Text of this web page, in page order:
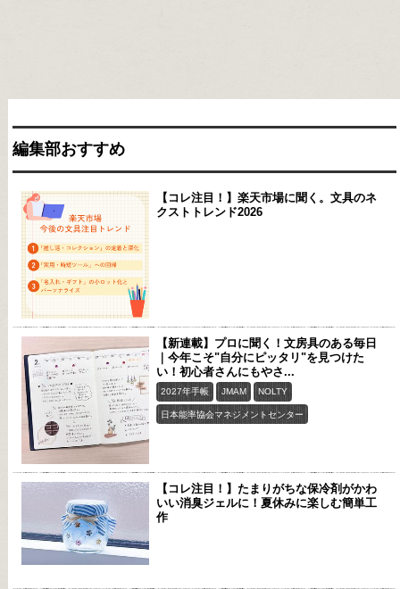
編集部おすすめ
【コレ注目！】楽天市場に聞く。文具のネ
クストトレンド2026
【新連載】プロに聞く！文房具のある毎日
｜今年こそ"自分にピッタリ"を見つけた
い！初心者さんにもやさ...
2027年手帳 JMAM NOLTY
日本能率協会マネジメントセンター
【コレ注目！】たまりがちな保冷剤がかわ
いい消臭ジェルに！夏休みに楽しむ簡単工
作